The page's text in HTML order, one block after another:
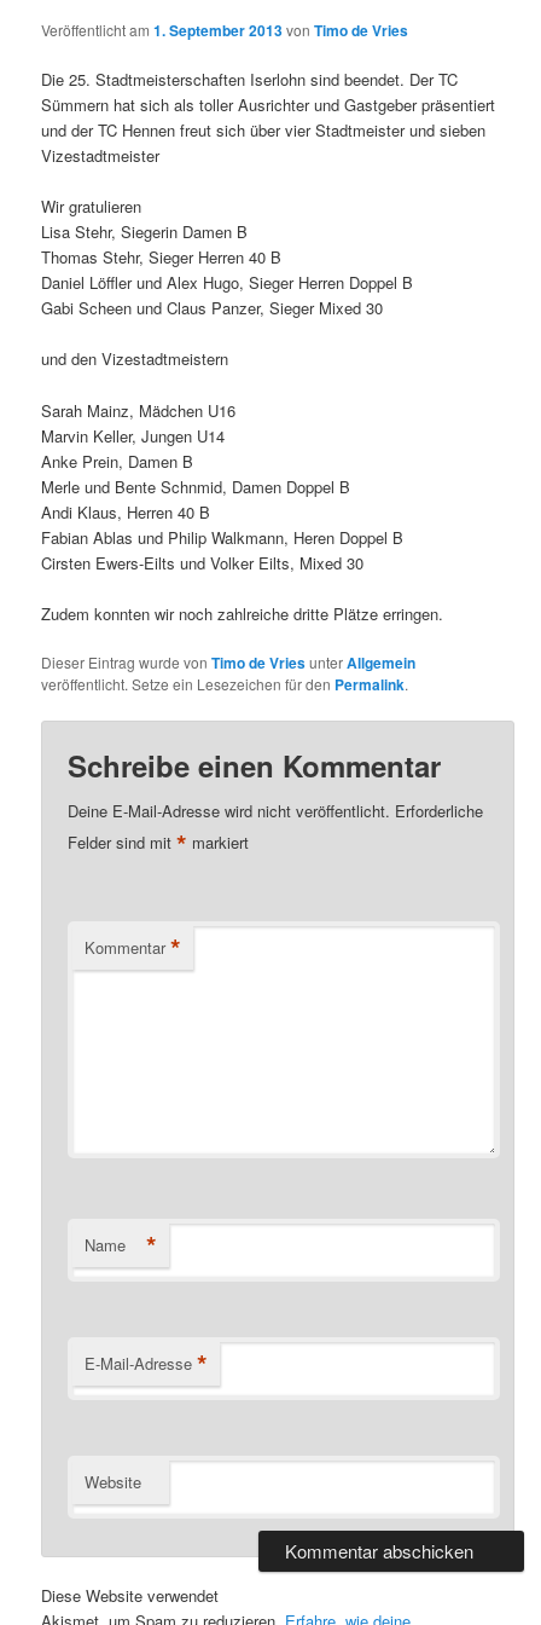
Veröffentlicht am1. September 2013vonTimo de Vries
Die 25. Stadtmeisterschaften Iserlohn sind beendet. Der TC
Sümmern hat sich als toller Ausrichter und Gastgeber präsentiert
und der TC Hennen freut sich über vier Stadtmeister und sieben
Vizestadtmeister
Wir gratulieren
Lisa Stehr, Siegerin Damen B
Thomas Stehr, Sieger Herren 40 B
Daniel Löffler und Alex Hugo, Sieger Herren Doppel B
Gabi Scheen und Claus Panzer, Sieger Mixed 30
und den Vizestadtmeistern
Sarah Mainz, Mädchen U16
Marvin Keller, Jungen U14
Anke Prein, Damen B
Merle und Bente Schnmid, Damen Doppel B
Andi Klaus, Herren 40 B
Fabian Ablas und Philip Walkmann, Heren Doppel B
Cirsten Ewers-Eilts und Volker Eilts, Mixed 30
Zudem konnten wir noch zahlreiche dritte Plätze erringen.
Dieser Eintrag wurde vonTimo de VriesunterAllgemein
veröffentlicht. Setze ein Lesezeichen für den Permalink.
Schreibe einen Kommentar
Deine E-Mail-Adresse wird nicht veröffentlicht. Erforderliche
Felder sind mit* markiert
Kommentar *
Name *
E-Mail-Adresse *
Website
Diese Website verwendet